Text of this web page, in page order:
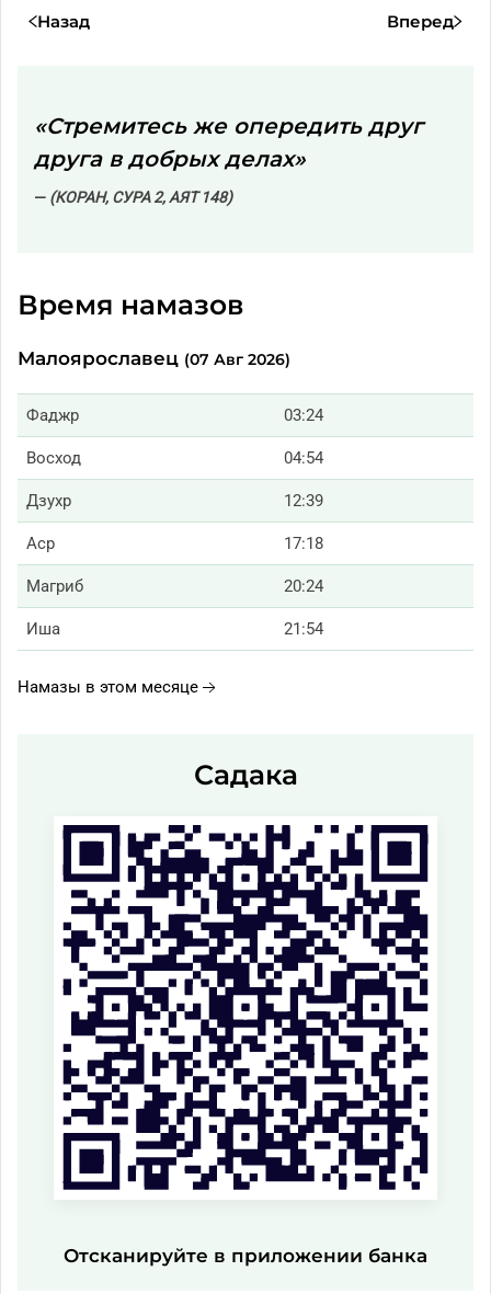
Назад Вперед
«Стремитесь же опередить друг
друга в добрых делах»
(КОРАН, СУРА 2, АЯТ 148)
Время намазов
Малоярославец (07 Авг 2026)
Фаджр 03:24
Восход 04:54
Дзухр 12:39
Аср 17:18
Магриб 20:24
Иша 21:54
Намазы в этом месяце
Садака
Отсканируйте в приложении банка